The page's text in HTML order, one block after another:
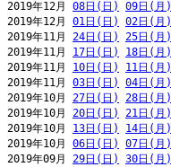
2019年12月 08日(日) 09日(月)
2019年12月 01日(日) 02日(月)
2019年11月 24日(日) 25日(月)
2019年11月 17日(日) 18日(月)
2019年11月 10日(日) 11日(月)
2019年11月 03日(日) 04日(月)
2019年10月 27日(日) 28日(月)
2019年10月 20日(日) 21日(月)
2019年10月 13日(日) 14日(月)
2019年10月 06日(日) 07日(月)
2019年09月 29日(日) 30日(月)